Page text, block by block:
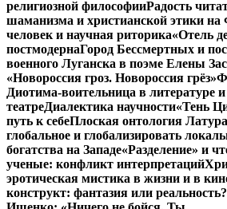
религиозной философииРадость
шаманизма и христианской этики
человек и научная риторика«Отель
постмодернаГород Бессмертных и
военного Луганска в поэме Елены
«Новороссия гроз. Новороссия грёз»
Диотима-воительница в литературе
театреДиалектика научности«Тень
путь к себеПлоская онтология
глобальное и глобализировать
богатства на Западе«Разделение» и
ученые: конфликт интерпретаций
эротическая мистика в жизни и в
конструкт: фантазия или реальность?